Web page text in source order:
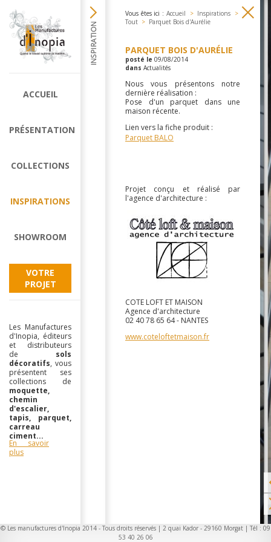
ACCUEIL
PRÉSENTATION
COLLECTIONS
INSPIRATIONS
SHOWROOM
VOTRE
PROJET
Les Manufactures
d'Inopia, éditeurs
et distributeurs
de sols
décoratifs, vous
présentent ses
collections de
moquette,
chemin
d'escalier,
tapis, parquet,
carreau
ciment...
En savoir
plus
Vous êtes ici : Accueil > Inspirations >
Tout > Parquet Bois d'Aurélie
PARQUET BOIS D'AURÉLIE
posté le 09/08/2014
dans Actualités
Nous vous présentons notre
dernière réalisation :
Pose d'un parquet dans une
maison récente.
Lien vers la fiche produit :
Parquet BALO
Projet conçu et réalisé par
l'agence d'architecture :
COTE LOFT ET MAISON
Agence d'architecture
02 40 78 65 64 - NANTES
www.coteloftetmaison.fr
© Les manufactures d'Inopia 2014 - Tous droits réservés | 2 quai Kador - 29160 Morgat | Tél : 09
53 40 26 06